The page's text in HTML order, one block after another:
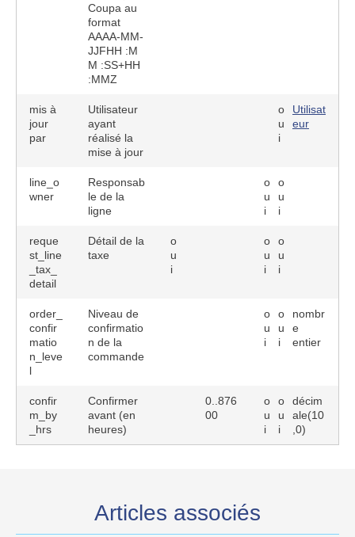
Coupa au
format
AAAA-MM-
JJFHH :M
M :SS+HH
:MMZ
mis à
jour
par
Utilisateur
ayant
réalisé la
mise à jour
o
u
i
Utilisat
eur
line_o
wner
Responsab
le de la
ligne
o
u
i
o
u
i
reque
st_line
_tax_
detail
Détail de la
taxe
o
u
i
o
u
i
o
u
i
order_
confir
matio
n_leve
l
Niveau de
confirmatio
n de la
commande
o
u
i
o
u
i
nombr
e
entier
confir
m_by
_hrs
Confirmer
avant (en
heures)
0..876
00
o
u
i
o
u
i
décim
ale(10
,0)
Articles associés